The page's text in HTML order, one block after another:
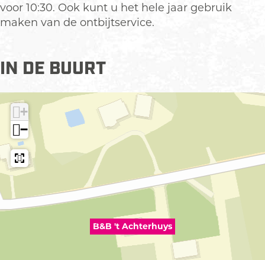
sy
s
u
y
voor 10:30. Ook kunt u het hele jaar gebruik
maken van de ontbijtservice.
IN DE BUURT
B&B 't Achterhuys
+
−